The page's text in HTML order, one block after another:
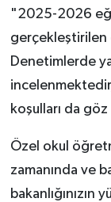
"2025-2026
gerçekleştirilen
Denetimlerde
koşulları da göz
Özel okul
zamanında ve
bakanlığınızın